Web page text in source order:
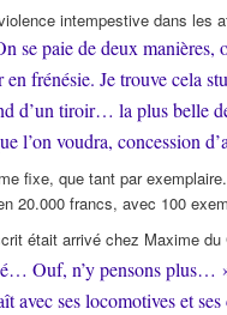
intempestive dans les
se paie de deux
frénésie. Je trouve cela
d’un tiroir… la plus belle
l’on voudra, concession
fixe, que tant par
20.000 francs, avec 100
était arrivé chez Maxime
Ouf, n’y pensons plus…
avec ses locomotives et